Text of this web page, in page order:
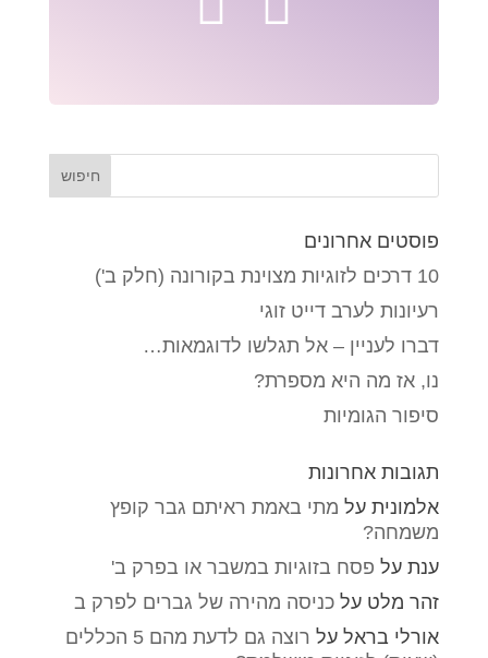
פוסטים אחרונים
10 דרכים לזוגיות מצוינת בקורונה (חלק ב')
רעיונות לערב דייט זוגי
דברו לעניין – אל תגלשו לדוגמאות…
נו, אז מה היא מספרת?
סיפור הגומיות
תגובות אחרונות
אלמוניתעל מתי באמת ראיתם גבר קופץ
משמחה?
ענתעל פסח בזוגיות במשבר או בפרק ב'
זהר מלט על כניסה מהירה של גברים לפרק ב
אורלי בראלעל
רוצה גם לדעת מהם 5 הכללים